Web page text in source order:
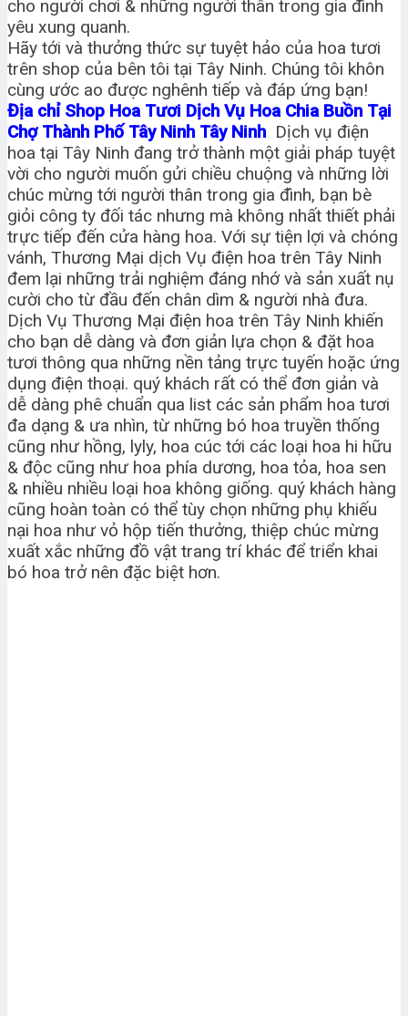
cho người chơi & những người thân trong gia đình
yêu xung quanh.
Hãy tới và thưởng thức sự tuyệt hảo của hoa tươi
trên shop của bên tôi tại Tây Ninh. Chúng tôi khôn
cùng ước ao được nghênh tiếp và đáp ứng bạn!
Địa chỉ Shop Hoa Tươi Dịch Vụ Hoa Chia Buồn Tại
Chợ Thành Phố Tây Ninh Tây Ninh Dịch vụ điện
hoa tại Tây Ninh đang trở thành một giải pháp tuyệt
vời cho người muốn gửi chiều chuộng và những lời
chúc mừng tới người thân trong gia đình, bạn bè
giỏi công ty đối tác nhưng mà không nhất thiết phải
trực tiếp đến cửa hàng hoa. Với sự tiện lợi và chóng
vánh, Thương Mại dịch Vụ điện hoa trên Tây Ninh
đem lại những trải nghiệm đáng nhớ và sản xuất nụ
cười cho từ đầu đến chân dìm & người nhà đưa.
Dịch Vụ Thương Mại điện hoa trên Tây Ninh khiến
cho bạn dễ dàng và đơn giản lựa chọn & đặt hoa
tươi thông qua những nền tảng trực tuyến hoặc ứng
dụng điện thoại. quý khách rất có thể đơn giản và
dễ dàng phê chuẩn qua list các sản phẩm hoa tươi
đa dạng & ưa nhìn, từ những bó hoa truyền thống
cũng như hồng, lyly, hoa cúc tới các loại hoa hi hữu
& độc cũng như hoa phía dương, hoa tỏa, hoa sen
& nhiều nhiều loại hoa không giống. quý khách hàng
cũng hoàn toàn có thể tùy chọn những phụ khiếu
nại hoa như vỏ hộp tiến thưởng, thiệp chúc mừng
xuất xắc những đồ vật trang trí khác để triển khai
bó hoa trở nên đặc biệt hơn.